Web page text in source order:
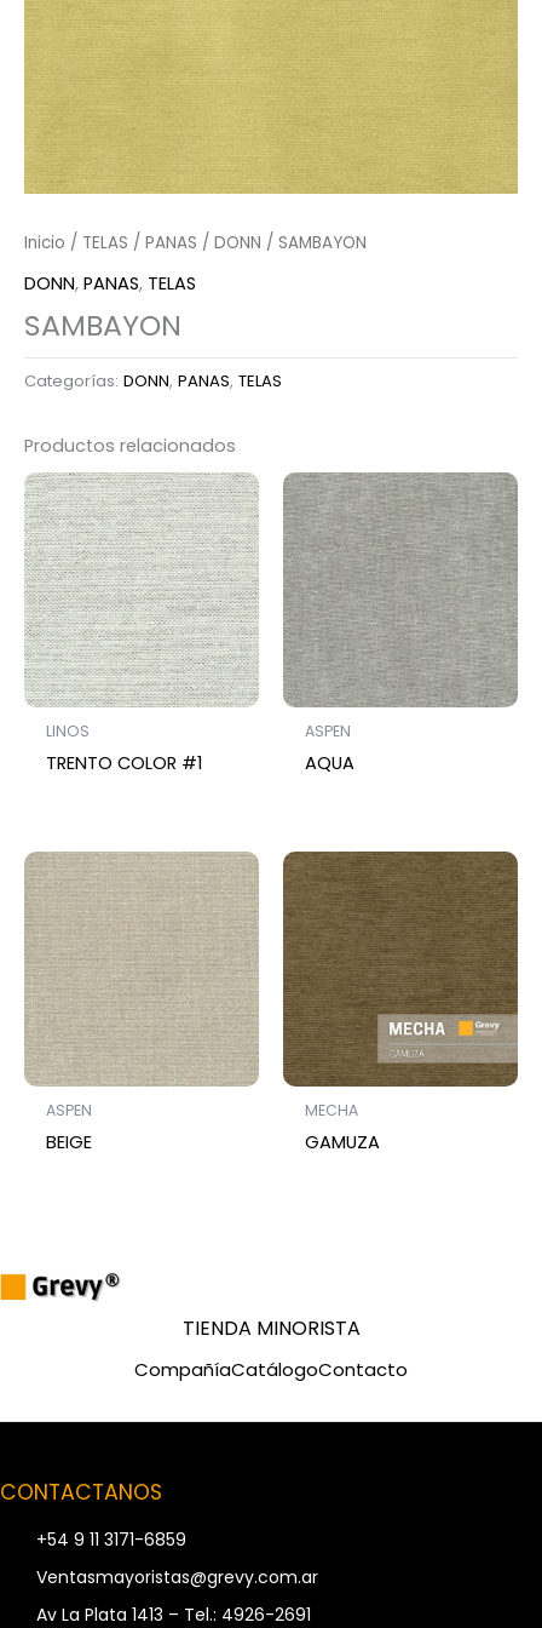
Inicio / TELAS / PANAS / DONN / SAMBAYON
DONN, PANAS, TELAS
SAMBAYON
Categorías: DONN, PANAS, TELAS
Productos relacionados
LINOS
TRENTO COLOR #1
ASPEN
AQUA
ASPEN
BEIGE
MECHA
GAMUZA
TIENDA MINORISTA
CompañíaCatálogoContacto
CONTACTANOS
+54 9 11 3171-6859
Ventasmayoristas@grevy.com.ar
Av La Plata 1413 – Tel.: 4926-2691